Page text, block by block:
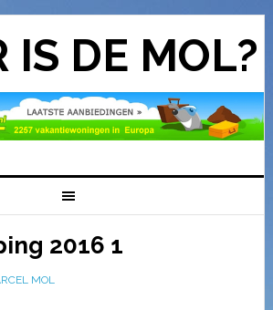
IS DE MOL?
2016 1
MOL